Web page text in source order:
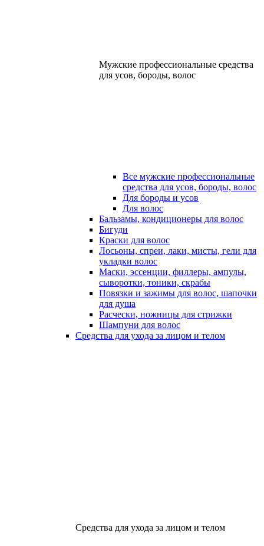
Мужские профессиональные средства
для усов, бороды, волос
Все мужские профессиональные
средства для усов, бороды, волос
Для бороды и усов
Для волос
Бальзамы, кондиционеры для волос
Бигуди
Краски для волос
Лосьоны, спреи, лаки, мисты, гели для
укладки волос
Маски, эссенции, филлеры, ампулы,
сыворотки, тоники, скрабы
Повязки и зажимы для волос, шапочки
для душа
Расчески, ножницы для стрижки
Шампуни для волос
Средства для ухода за лицом и телом
Средства для ухода за лицом и телом